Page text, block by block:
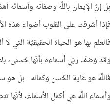
بل إنَّ الإيمان باللَّه وصفاته وأسمائه
فإذا أشرقت على القلوب أضواء هذه
فالعلم بها هو الحياة الحقيقيَّة التي لا
وقد وَصَفَ ربّي أسماءه بأنّها حُسنى،
فاللَّه هو غاية الحُسن وكماله.. بل هو
وأسماء اللَّه هي أكمل الأسماء،